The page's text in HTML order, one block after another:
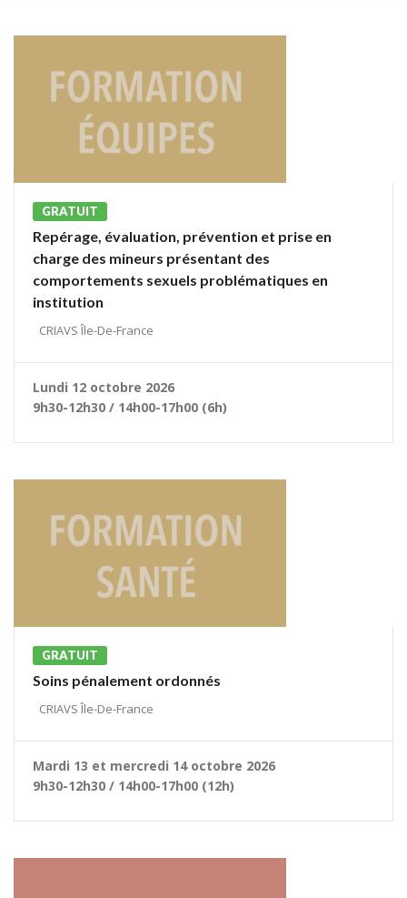
GRATUIT
Repérage, évaluation, prévention et prise en
charge des mineurs présentant des
comportements sexuels problématiques en
institution
CRIAVS Île-De-France
Lundi 12 octobre 2026
9h30-12h30 / 14h00-17h00 (6h)
GRATUIT
Soins pénalement ordonnés
CRIAVS Île-De-France
Mardi 13 et mercredi 14 octobre 2026
9h30-12h30 / 14h00-17h00 (12h)